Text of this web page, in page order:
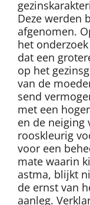
Deze werden
afgenomen.
het
dat een
op het
van de
send
met een
en de neiging
rooskleurig
voor een
mate waarin
astma, blijkt
de ernst van
aanleg.